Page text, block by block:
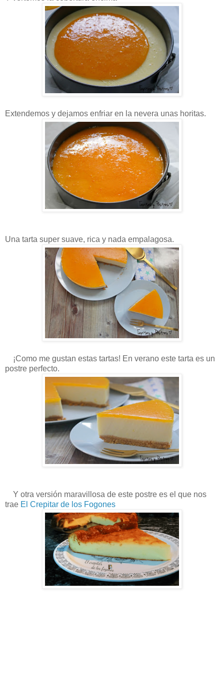
Extendemos y dejamos enfriar en la nevera unas horitas.
Una tarta super suave, rica y nada empalagosa.
¡Como me gustan estas tartas! En verano este tarta es un
postre perfecto.
Y otra versión maravillosa de este postre es el que nos
trae El Crepitar de los Fogones